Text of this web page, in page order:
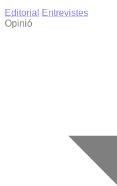
Editorial
Entrevistes
Opinió